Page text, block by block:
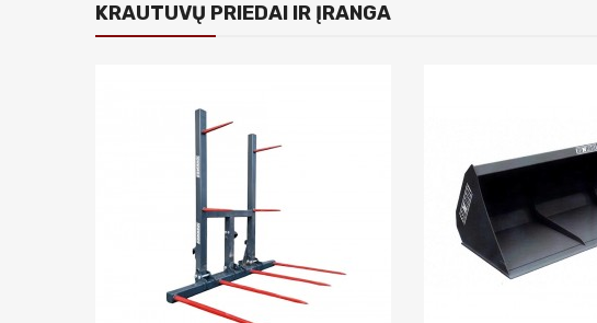
KRAUTUVŲ PRIEDAI IR ĮRANGA